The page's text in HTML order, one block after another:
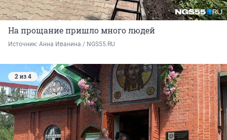
На прощание пришло много людей
Источник: Анна Иванина / NGS55.RU
2 из 4